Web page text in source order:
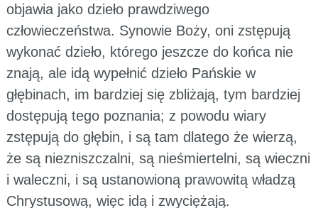
objawia jako dzieło prawdziwego
człowieczeństwa. Synowie Boży, oni zstępują
wykonać dzieło, którego jeszcze do końca nie
znają, ale idą wypełnić dzieło Pańskie w
głębinach, im bardziej się zbliżają, tym bardziej
dostępują tego poznania; z powodu wiary
zstępują do głębin, i są tam dlatego że wierzą,
że są niezniszczalni, są nieśmiertelni, są wieczni
i waleczni, i są ustanowioną prawowitą władzą
Chrystusową, więc idą i zwyciężają.